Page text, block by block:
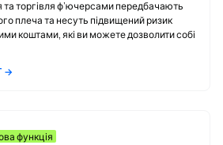
торгівля ф’ючерсами передбачають
плеча та несуть підвищений ризик
коштами, які ви можете дозволити собі
→
функція